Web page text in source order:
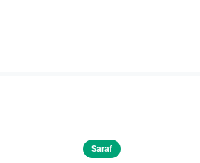
Saraf